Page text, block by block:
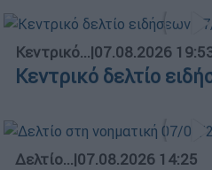
Κεντρικό...|07.08.2026
Κεντρικό δελτίο
Δελτίο...|07.08.2026 14:25